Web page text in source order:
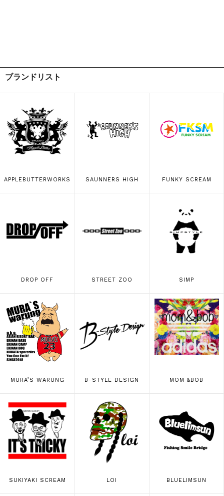
ブランドリスト
APPLEBUTTERWORKS SAUNNERS HIGH FUNKY SCREAM
DROP OFF STREET ZOO SIMP
MURA’S WARUNG B-STYLE DESIGN MOM &BOB
SUKIYAKI SCREAM LOI BLUELIMSUN